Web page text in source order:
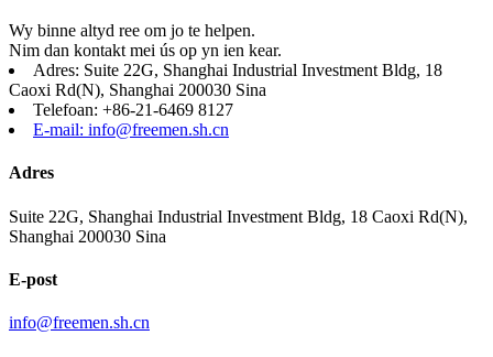
Wy binne altyd ree om jo te helpen.
Nim dan kontakt mei ús op yn ien kear.
Adres: Suite 22G, Shanghai Industrial Investment Bldg, 18
Caoxi Rd(N), Shanghai 200030 Sina
Telefoan: +86-21-6469 8127
E-mail: info@freemen.sh.cn
Adres
Suite 22G, Shanghai Industrial Investment Bldg, 18 Caoxi Rd(N),
Shanghai 200030 Sina
E-post
info@freemen.sh.cn